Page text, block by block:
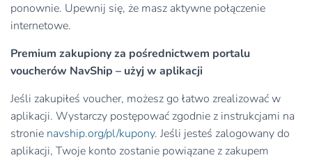
ponownie. Upewnij się, że masz aktywne połączenie
internetowe.
Premium zakupiony za pośrednictwem portalu
voucherów NavShip – użyj w aplikacji
Jeśli zakupiłeś voucher, możesz go łatwo zrealizować w
aplikacji. Wystarczy postępować zgodnie z instrukcjami na
stronie navship.org/pl/kupony. Jeśli jesteś zalogowany do
aplikacji, Twoje konto zostanie powiązane z zakupem